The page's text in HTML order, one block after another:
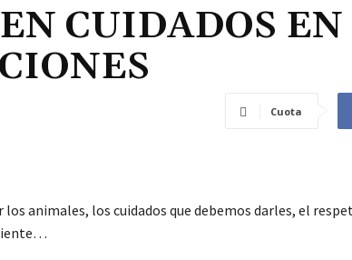
CUIDADOS
Cuota
los animales, los cuidados que debemos darles, el